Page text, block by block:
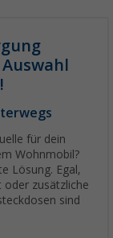
für dein
Wohnmobil?
Lösung. Egal,
zusätzliche
sind